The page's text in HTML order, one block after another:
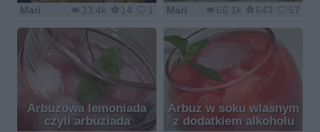
33.4k 14 1
Mari 66.1k 643 57
Mari
Arbuzowa lemoniada
czyli arbuziada
Arbuz w soku wlasnym
z dodatkiem alkoholu